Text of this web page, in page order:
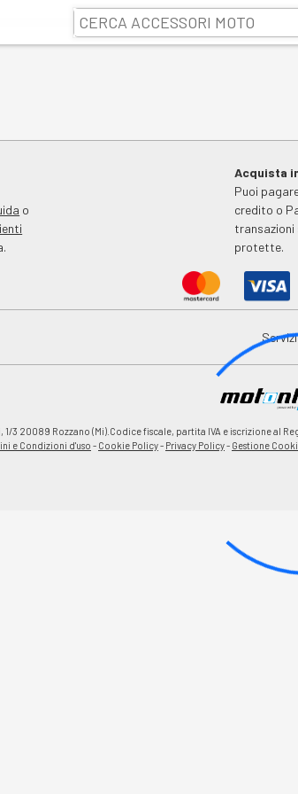
o
Acquista
Puoi
credito o
transazioni
protette.
1/3 20089 Rozzano (Mi).Codice fiscale, partita IVA e iscrizione al
e Condizioni d'uso - Cookie Policy- Privacy Policy- Gestione